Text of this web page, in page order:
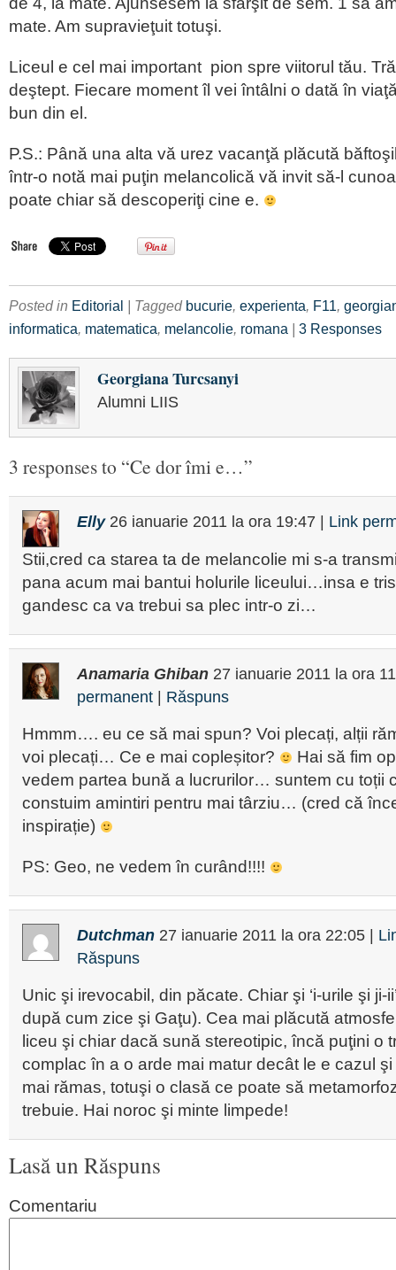
mate. Am supravieţuit totuşi.
Liceul e cel mai important pion spre viitorul tău.
deştept. Fiecare moment îl vei întâlni o dată în
bun din el.
P.S.: Până una alta vă urez vacanţă plăcută
într-o notă mai puţin melancolică vă invit să-l
poate chiar să descoperiţi cine e.
Posted in Editorial | Tagged bucurie, experienta, F11,
informatica, matematica, melancolie, romana | 3 Responses
Georgiana Turcsanyi
Alumni LIIS
3 responses to “Ce dor îmi e…”
Elly 26 ianuarie 2011 la ora 19:47 Link
Stii,cred ca starea ta de melancolie mi s-a
pana acum mai bantui holurile liceului…insa e
gandesc ca va trebui sa plec intr-o zi…
Anamaria Ghiban 27 ianuarie 2011 la ora
permanent
Răspuns
Hmmm…. eu ce să mai spun? Voi plecați, alții
voi plecați… Ce e mai copleșitor?
Hai să fim
vedem partea bună a lucrurilor… suntem cu toții
constuim amintiri pentru mai târziu… (cred că
inspirație)
PS: Geo, ne vedem în curând!!!!
Dutchman 27 ianuarie 2011 la ora 22:05
Răspuns
Unic şi irevocabil, din păcate. Chiar şi ‘i-urile şi ji-
după cum zice şi Gaţu). Cea mai plăcută
liceu şi chiar dacă sună stereotipic, încă puţini o
complac în a o arde mai matur decât le e cazul
mai rămas, totuşi o clasă ce poate să
trebuie. Hai noroc şi minte limpede!
Lasă un Răspuns
Comentariu